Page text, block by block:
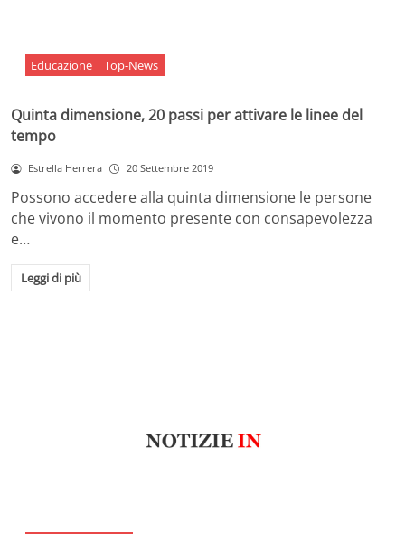
Educazione Top-News
Quinta dimensione, 20 passi per attivare le linee del
tempo
Estrella Herrera 20 Settembre 2019
Possono accedere alla quinta dimensione le persone
che vivono il momento presente con consapevolezza
e…
Leggi di più